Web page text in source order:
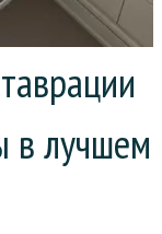
в лучшем